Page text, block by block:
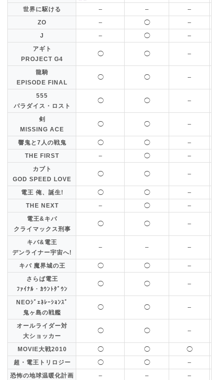
世界に駆ける
– –
–
ZO
– ◯
–
J
– ◯
–
アギト
PROJECT G4
◯ ◯ –
龍騎
EPISODE FINAL
◯ ◯ –
555
パラダイス・ロスト
◯ ◯ –
剣
MISSING ACE
◯ ◯ –
響鬼と7人の戦鬼 ◯ ◯
–
THE FIRST
– ◯
–
カブト
GOD SPEED LOVE
◯ ◯ –
電王 俺、誕生! ◯ ◯
–
THE NEXT
– ◯
–
電王&キバ
クライマックス刑事
◯ ◯ –
キバ&電王
デンライナー宇宙へ!
– – –
キバ 魔界城の王 ◯ ◯
–
さらば電王
ﾌｧｲﾅﾙ・ｶｳﾝﾄﾀﾞｳﾝ
◯ ◯ –
NEOｼﾞｪﾈﾚｰｼｮﾝｽﾞ
鬼ヶ島の戦艦
◯ ◯ –
オールライダー対
大ショッカー
◯ ◯ –
MOVIE大戦2010 ◯ ◯
◯
超・電王トリロジー
◯ ◯
–
恐怖の地球温暖化計画
– –
–